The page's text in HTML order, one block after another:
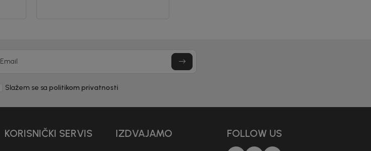
Email
Slažem se sa politikom privatnosti
KORISNIČKI SERVIS IZDVAJAMO FOLLOW US